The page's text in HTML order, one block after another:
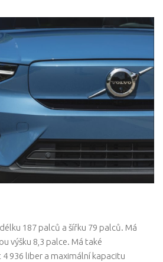
187 palců a šířku 79 palců. Má
výšku 8,3 palce. Má také
936 liber a maximální kapacitu